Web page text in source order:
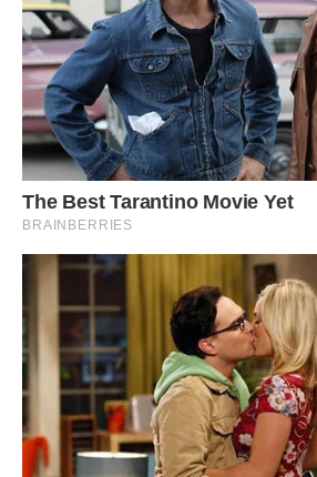
Але ввів все вірно.
Добрі люди підкинули норму для
формі: “при наявності розбіжностей
Єдиній базі (прізвище, ім’я, по
стать, громадянство і т.д.) і в
отримання повної загальної середньої
сертифікаті зовнішнього
Але я делікатно наголошу, що таких
не може бути, оскільки в згаданих
загальну середню освіту та
немає пунктів про дату народження,
Як можуть бути приводом протиріччя в
відсутні? Мені дах зриває після
всіх цих установ. Якщо до 10.07 не
тільки паперова форма. А якщо вона
Одесу?